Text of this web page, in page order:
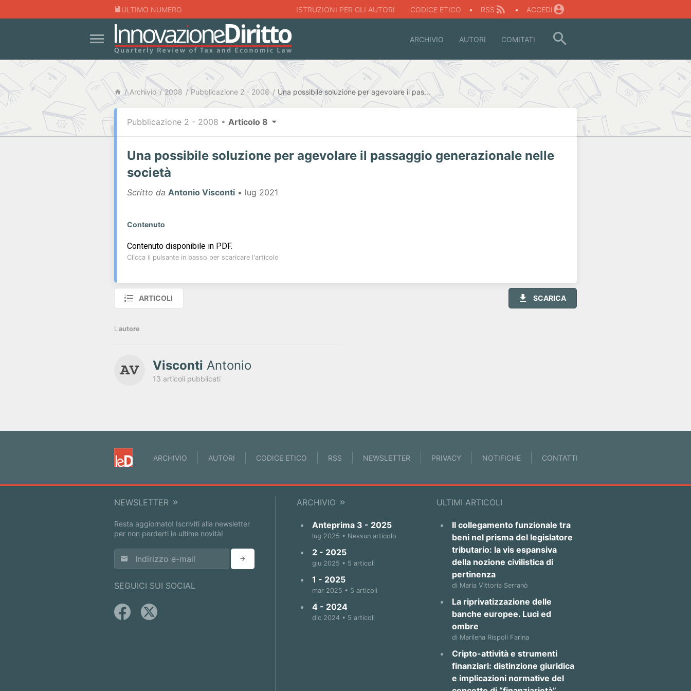
ULTIMO NUMERO ISTRUZIONI PER GLI AUTORI CODICE ETICO • RSS • ACCEDI
ARCHIVIO AUTORI COMITATI
Archivio 2008 Pubblicazione 2 - 2008 Una possibile soluzione per agevolare il passaggio generazionale nelle società
Pubblicazione 2 - 2008 • Articolo 8
Una possibile soluzione per agevolare il passaggio generazionale nelle
società
Scritto da Antonio Visconti • lug 2021
Contenuto
Contenuto disponibile in PDF.
Clicca il pulsante in basso per scaricare l'articolo
ARTICOLI SCARICA
L'autore
Visconti Antonio
13 articoli pubblicati
ARCHIVIO AUTORI CODICE ETICO RSS NEWSLETTER PRIVACY NOTIFICHE CONTATTI
ARCHIVIO
Anteprima 3 - 2025
lug 2025 • Nessun articolo
2 - 2025
giu 2025 • 5 articoli
1 - 2025
mar 2025 • 5 articoli
4 - 2024
dic 2024 • 5 articoli
ULTIMI ARTICOLI
Il collegamento funzionale tra
beni nel prisma del legislatore
tributario: la vis espansiva
della nozione civilistica di
pertinenza
di Maria Vittoria Serranò
La riprivatizzazione delle
banche europee. Luci ed
ombre
di Marilena Rispoli Farina
Cripto-attività e strumenti
finanziari: distinzione giuridica
e implicazioni normative del
NEWSLETTER
Resta aggiornato! Iscriviti alla newsletter
per non perderti le ultime novità!
SEGUICI SUI SOCIAL